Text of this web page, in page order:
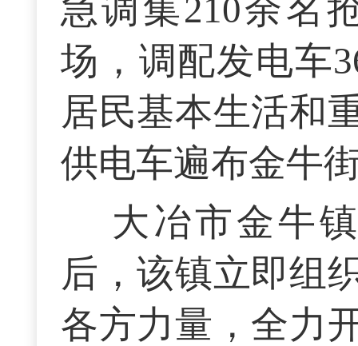
急调集210余名
场，调配发电车
居民基本生活和
供电车遍布金牛
大冶市金牛
后，该镇立即组
各方力量，全力